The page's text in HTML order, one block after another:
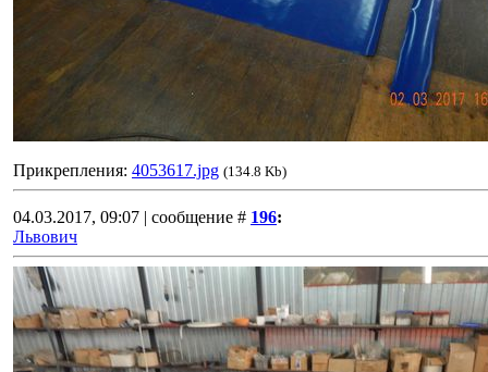
Прикрепления: 4053617.jpg (134.8 Kb)
04.03.2017, 09:07 | сообщение # 196:
Львович